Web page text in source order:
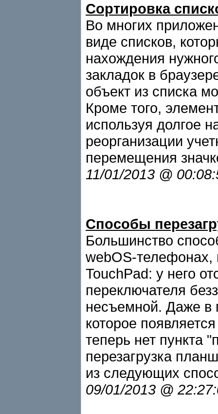
Сортировка
Во многих
виде списков,
нахождения
закладок в
объект из списка
Кроме того,
используя долгое
реорганизации
перемещения
11/01/2013 @
Способы
Большинство
webOS-телефонах,
TouchPad: у него
переключателя
несъемной. Даже в
которое
теперь нет пункта
перезагрузка
из следующих
09/01/2013 @